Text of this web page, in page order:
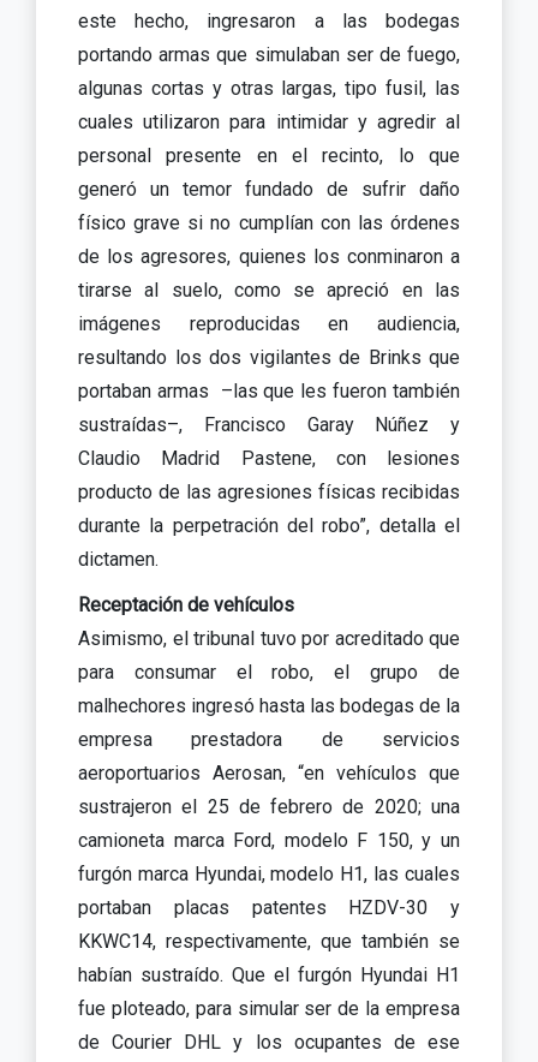
este hecho, ingresaron a las bodegas
portando armas que simulaban ser de fuego,
algunas cortas y otras largas, tipo fusil, las
cuales utilizaron para intimidar y agredir al
personal presente en el recinto, lo que
generó un temor fundado de sufrir daño
físico grave si no cumplían con las órdenes
de los agresores, quienes los conminaron a
tirarse al suelo, como se apreció en las
imágenes reproducidas en audiencia,
resultando los dos vigilantes de Brinks que
portaban armas –las que les fueron también
sustraídas–, Francisco Garay Núñez y
Claudio Madrid Pastene, con lesiones
producto de las agresiones físicas recibidas
durante la perpetración del robo”, detalla el
dictamen.
Receptación de vehículos
Asimismo, el tribunal tuvo por acreditado que
para consumar el robo, el grupo de
malhechores ingresó hasta las bodegas de la
empresa prestadora de servicios
aeroportuarios Aerosan, “en vehículos que
sustrajeron el 25 de febrero de 2020; una
camioneta marca Ford, modelo F 150, y un
furgón marca Hyundai, modelo H1, las cuales
portaban placas patentes HZDV-30 y
KKWC14, respectivamente, que también se
habían sustraído. Que el furgón Hyundai H1
fue ploteado, para simular ser de la empresa
de Courier DHL y los ocupantes de ese